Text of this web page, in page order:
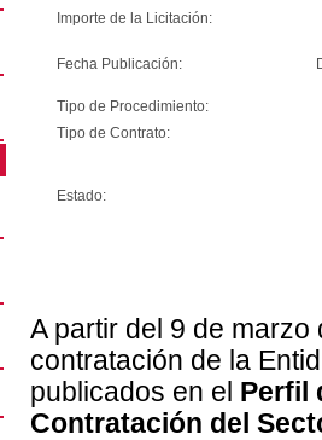
Importe de la Licitación:
Fecha Publicación:
Tipo de Procedimiento:
Tipo de Contrato:
Estado:
A partir del 9 de
contratación de la
publicados en el Perfil
Contratación del